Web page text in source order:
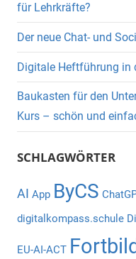
für Lehrkräfte?
Der neue Chat- und
Digitale Heftführung in
Baukasten für den
Kurs – schön und
SCHLAGWÖRTER
AI App ByCS
digitalkompass.schule
EU-AI-ACT